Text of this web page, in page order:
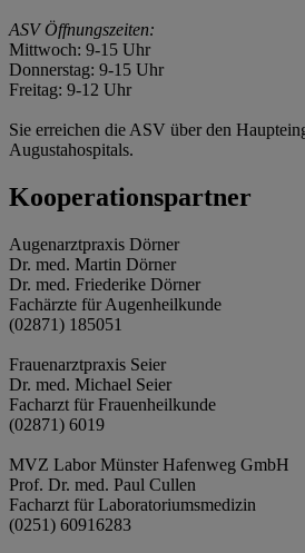
ASV Öffnungszeiten:
Mittwoch: 9-15 Uhr
Donnerstag: 9-15 Uhr
Freitag: 9-12 Uhr
Sie erreichen die ASV über den
Augustahospitals.
Kooperationspartner
Augenarztpraxis Dörner
Dr. med. Martin Dörner
Dr. med. Friederike Dörner
Fachärzte für Augenheilkunde
(02871) 185051
Frauenarztpraxis Seier
Dr. med. Michael Seier
Facharzt für Frauenheilkunde
(02871) 6019
MVZ Labor Münster Hafenweg GmbH
Prof. Dr. med. Paul Cullen
Facharzt für Laboratoriumsmedizin
(0251) 60916283